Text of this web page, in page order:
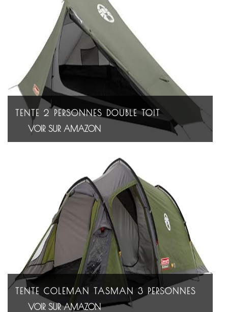
TENTE 2 PERSONNES DOUBLE TOIT
VOIR SUR AMAZON
TENTE COLEMAN TASMAN 3 PERSONNES
VOIR SUR AMAZON